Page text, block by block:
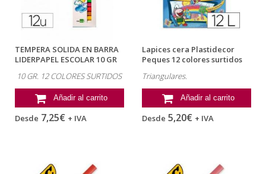
TEMPERA SOLIDA EN BARRA
LIDERPAPEL ESCOLAR 10 GR
10 GR. 12 COLORES SURTIDOS
Añadir al carrito
Desde 7,25€ + IVA
Lapices cera Plastidecor
Peques 12 colores surtidos
Triangulares.
Añadir al carrito
Desde 5,20€ + IVA